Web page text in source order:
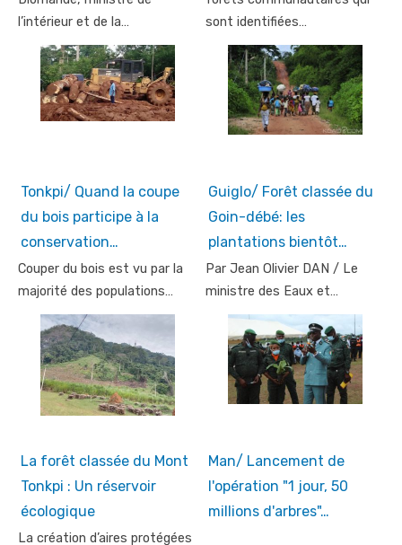
l’intérieur et de la…
sont identifiées…
Tonkpi/ Quand la coupe
du bois participe à la
conservation…
Couper du bois est vu par la
majorité des populations…
Guiglo/ Forêt classée du
Goin-débé: les
plantations bientôt…
Par Jean Olivier DAN / Le
ministre des Eaux et…
La forêt classée du Mont
Tonkpi : Un réservoir
écologique
La création d’aires protégées
Man/ Lancement de
l'opération "1 jour, 50
millions d'arbres"…